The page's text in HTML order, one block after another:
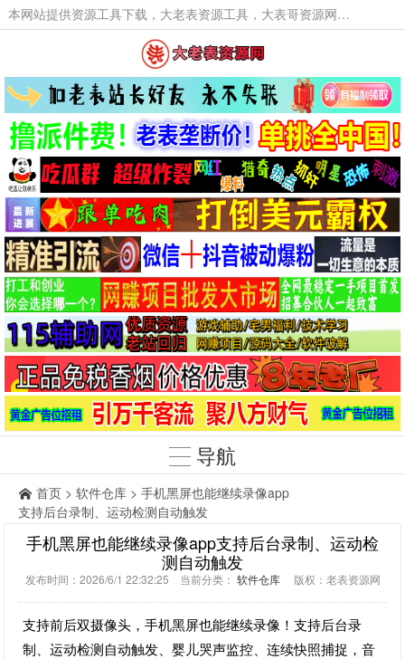
本网站提供资源工具下载，大老表资源工具，大表哥资源网软件工具，大老表资源下载，活动线报福利资源分享,活动线报，大型网游经典游戏，网络热门技术游戏辅助交流与分享。
导航
首页 > 软件仓库 > 手机黑屏也能继续录像app
支持后台录制、运动检测自动触发
手机黑屏也能继续录像app支持后台录制、运动检
测自动触发
发布时间：2026/6/1 22:32:25 当前分类： 软件仓库版权：老表资源网
支持前后双摄像头，手机黑屏也能继续录像！支持后台录
制、运动检测自动触发、婴儿哭声监控、连续快照捕捉，音